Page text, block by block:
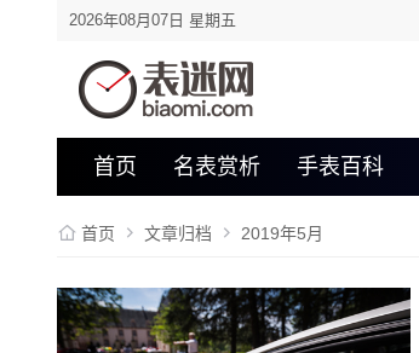
2026年08月07日 星期五
首页 名表赏析 手表百科
首页 文章归档 2019年5月